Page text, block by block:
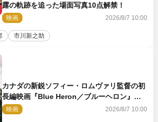
露の軌跡を追った場面写真10点解禁！
映画 2026/8/7 10:00
市川新之助
カナダの新鋭ソフィー・ロムヴァリ監督の初
長編映画『Blue Heron／ブルーヘロン』
10.23公開
映画 2026/8/7 10:00